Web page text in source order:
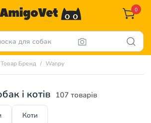
0
Товар Бренд Wanpy
і котів 107 товарів
Коти